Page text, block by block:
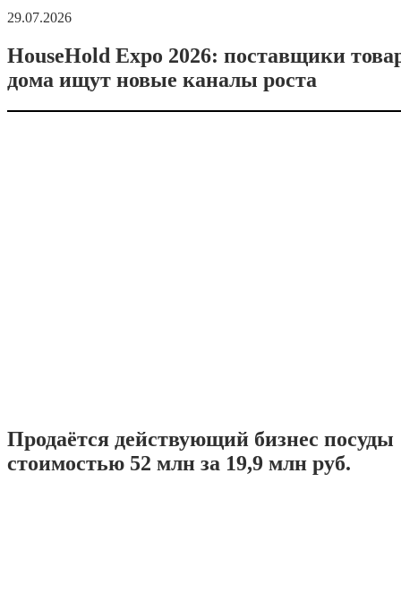
29.07.2026
HouseHold Expo 2026: поставщики
дома ищут новые каналы роста
Продаётся действующий бизнес посуды
стоимостью 52 млн за 19,9 млн руб.